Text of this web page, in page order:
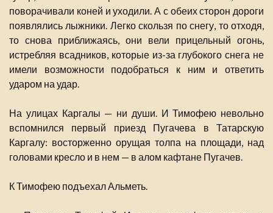
поворачивали коней и уходили. А с обеих сторон дороги
появлялись лыжники. Легко скользя по снегу, то отходя,
то снова приближаясь, они вели прицельный огонь,
истребляя всадников, которые из-за глубокого снега не
имели возможности подобраться к ним и ответить
ударом на удар.
На улицах Каргалы — ни души. И Тимофею невольно
вспомнился первый приезд Пугачева в Татарскую
Каргалу: восторженно орущая толпа на площади, над
головами кресло и в нем — в алом кафтане Пугачев.
К Тимофею подъехал Альметь.